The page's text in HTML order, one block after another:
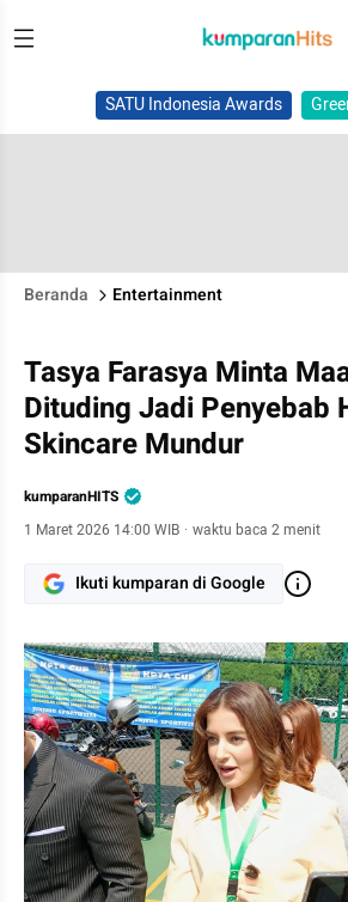
SATU Indonesia Awards
Beranda Entertainment
Tasya Farasya Minta
Dituding Jadi Penyebab
Skincare Mundur
kumparanHITS
1 Maret 2026 14:00 WIB · waktu baca 2 menit
Ikuti kumparan di Google